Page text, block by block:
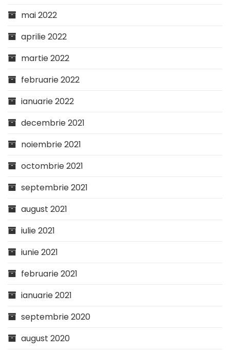
mai 2022
aprilie 2022
martie 2022
februarie 2022
ianuarie 2022
decembrie 2021
noiembrie 2021
octombrie 2021
septembrie 2021
august 2021
iulie 2021
iunie 2021
februarie 2021
ianuarie 2021
septembrie 2020
august 2020